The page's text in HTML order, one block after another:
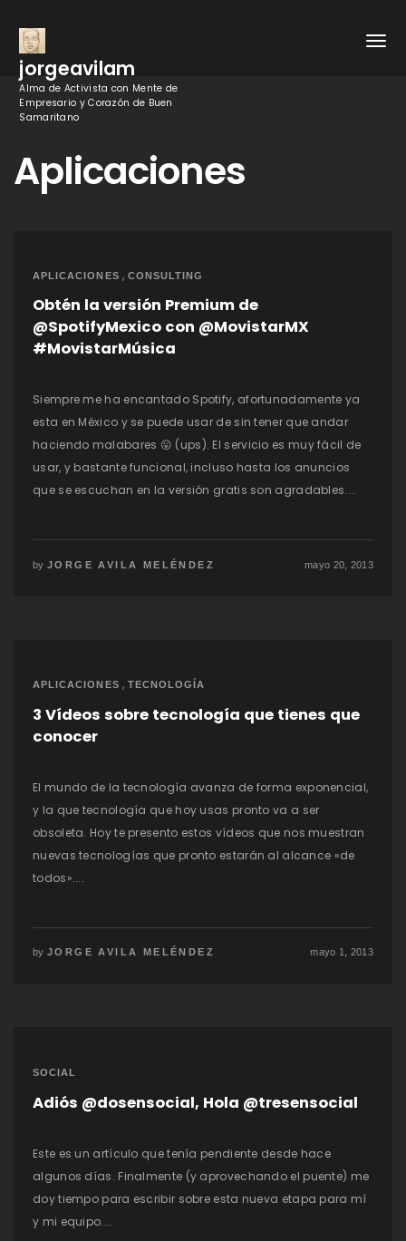
jorgeavilam
Alma de Activista con Mente de
Empresario y Corazón de Buen
Samaritano
Aplicaciones
APLICACIONES , CONSULTING
Obtén la versión Premium de
@SpotifyMexico con @MovistarMX
#MovistarMúsica
Siempre me ha encantado Spotify, afortunadamente ya
esta en México y se puede usar de sin tener que andar
haciendo malabares 😛 (ups). El servicio es muy fácil de
usar, y bastante funcional, incluso hasta los anuncios
que se escuchan en la versión gratis son agradables....
by JORGE AVILA MELÉNDEZ mayo 20, 2013
APLICACIONES , TECNOLOGÍA
3 Vídeos sobre tecnología que tienes que
conocer
El mundo de la tecnología avanza de forma exponencial,
y la que tecnología que hoy usas pronto va a ser
obsoleta. Hoy te presento estos vídeos que nos muestran
nuevas tecnologías que pronto estarán al alcance «de
todos»....
by JORGE AVILA MELÉNDEZ mayo 1, 2013
SOCIAL
Adiós @dosensocial, Hola @tresensocial
Este es un artículo que tenía pendiente desde hace
algunos días. Finalmente (y aprovechando el puente) me
doy tiempo para escribir sobre esta nueva etapa para mí
y mi equipo....